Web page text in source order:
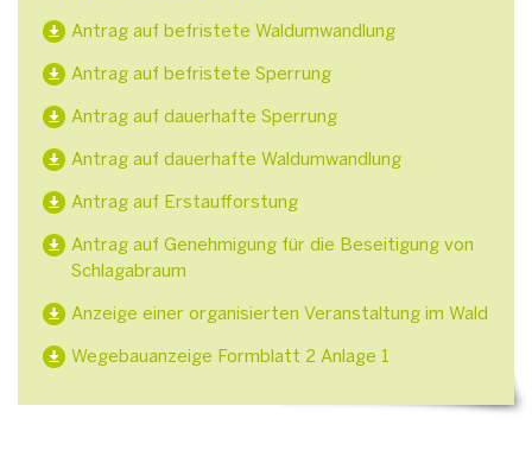
Antrag auf befristete Waldumwandlung
Antrag auf befristete Sperrung
Antrag auf dauerhafte Sperrung
Antrag auf dauerhafte Waldumwandlung
Antrag auf Erstaufforstung
Antrag auf Genehmigung für die Beseitigung von
Schlagabraum
Anzeige einer organisierten Veranstaltung im Wald
Wegebauanzeige Formblatt 2 Anlage 1